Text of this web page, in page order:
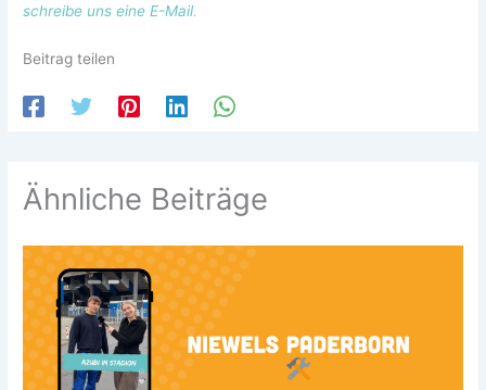
schreibe uns eine E-Mail.
Beitrag teilen
Ähnliche Beiträge